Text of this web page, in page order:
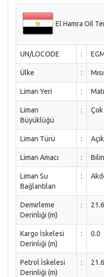
El Hamra Oil
UN/LOCODE :
Ülke :
Liman Yeri :
Liman
Büyüklüğü
:
Liman Türü :
Liman Amacı :
Liman Su
Bağlantıları
:
Demirleme
Derinliği (m)
: 21.6
Kargo İskelesi
Derinliği (m)
: 0.0
Petrol İskelesi
Derinliği (m)
: 21.6